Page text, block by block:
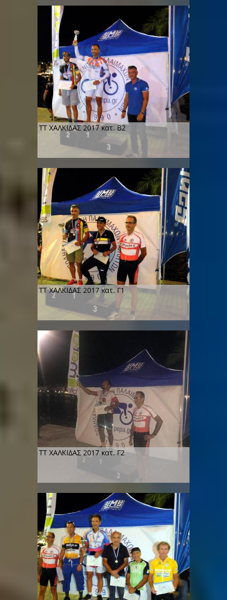
ΤΤ ΧΑΛΚΙΔΑΣ 2017 κατ. Β2
ΤΤ ΧΑΛΚΙΔΑΣ 2017 κατ. Γ1
ΤΤ ΧΑΛΚΙΔΑΣ 2017 κατ. Γ2